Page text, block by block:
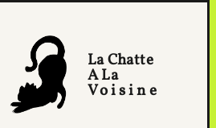
La Chatte
A La
Voisine